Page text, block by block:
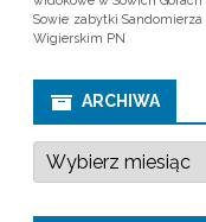
Sowie zabytki Sandomierza
Wigierskim PN
ARCHIWA
A
c